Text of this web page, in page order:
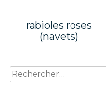
Poste
navigation
rabioles roses
(navets)
Rechercher :